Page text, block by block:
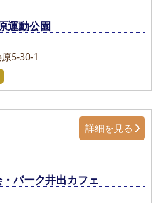
運動公園
5-30-1
パーク井出カフェ
詳細を見る